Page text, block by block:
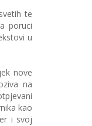
te
poruci
u
nove
na
kao
i svoj